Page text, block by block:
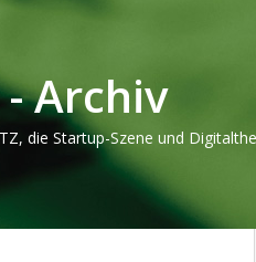
Archiv
die Startup-Szene und